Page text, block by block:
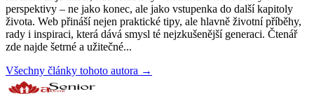
perspektivy – ne jako konec, ale jako vstupenka do další kapitoly
života. Web přináší nejen praktické tipy, ale hlavně životní příběhy,
rady i inspiraci, která dává smysl té nejzkušenější generaci. Čtenář
zde najde šetrné a užitečné...
Všechny články tohoto autora →